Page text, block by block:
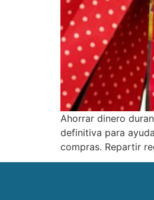
Ahorrar dinero
definitiva para
compras. Repartir